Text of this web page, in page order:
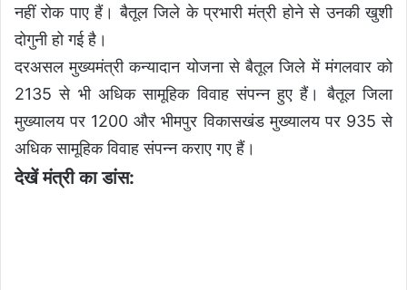
नहीं रोक पाए हैं। बैतूल जिले के प्रभारी मंत्री होने से उनकी खुशी
दोगुनी हो गई है।
दरअसल मुख्यमंत्री कन्यादान योजना से बैतूल जिले में मंगलवार को
2135 से भी अधिक सामूहिक विवाह संपन्न हुए हैं। बैतूल जिला
मुख्यालय पर 1200 और भीमपुर विकासखंड मुख्यालय पर 935 से
अधिक सामूहिक विवाह संपन्न कराए गए हैं।
देखें मंत्री का डांस: